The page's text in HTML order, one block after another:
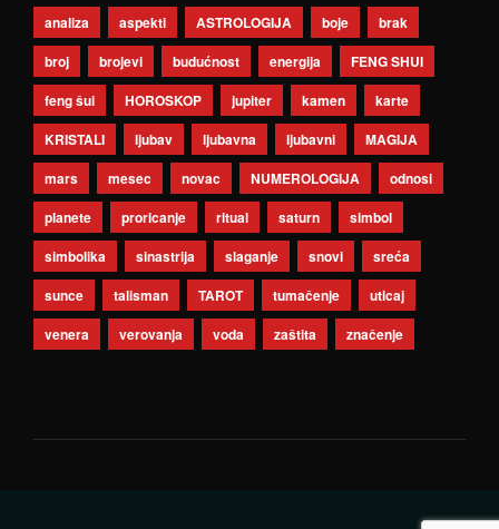
analiza aspekti ASTROLOGIJA boje
brak
broj
brojevi budućnost energija
FENG SHUI
feng šui
HOROSKOP jupiter kamen
karte
KRISTALI
ljubav ljubavna ljubavni
MAGIJA
mars
mesec novac NUMEROLOGIJA
odnosi
planete
proricanje ritual saturn
simbol
simbolika
sinastrija slaganje snovi
sreća
sunce
talisman TAROT tumačenje
uticaj
venera
verovanja voda zaštita značenje